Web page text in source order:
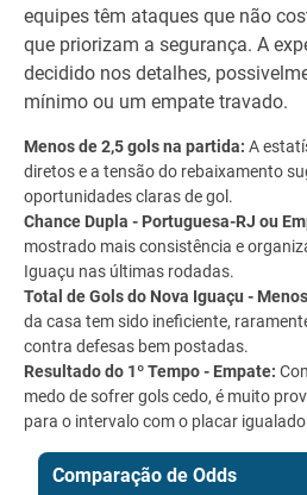
equipes têm ataques que não
que priorizam a segurança. A
decidido nos detalhes,
mínimo ou um empate travado.
Menos de 2,5 gols na partida: A
diretos e a tensão do rebaixamento
oportunidades claras de gol.
Chance Dupla - Portuguesa-RJ ou
mostrado mais consistência e
Iguaçu nas últimas rodadas.
Total de Gols do Nova Iguaçu -
da casa tem sido ineficiente,
contra defesas bem postadas.
Resultado do 1º Tempo - Empate:
medo de sofrer gols cedo, é muito
para o intervalo com o placar
Comparação de Odds